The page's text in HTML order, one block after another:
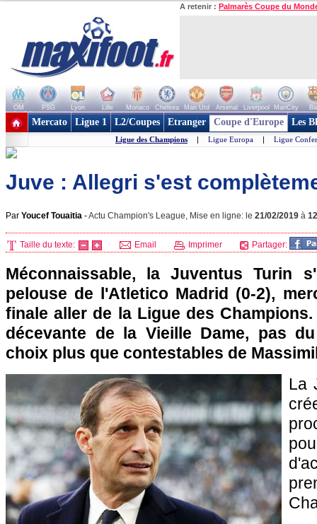
A retenir : Palmarès Coupe du
OM PSG Lyon Lille Monaco Chelsea Man Utd Arsenal Liverpool ManCity
+ de clubs
Mercato Ligue 1 L2/Coupes Etranger Coupe d'Europe Les
Ligue des Champions | Ligue Europa | Ligue
Juve : Allegri s'est
Par Youcef Touaitia -Actu Champion's League, Mise en ligne: le 21/02/2019 à
Taille du texte: Email Imprimer Partager:
Méconnaissable, la Juventus Turin
pelouse de l'Atletico Madrid (0-2),
finale aller de la Ligue des
décevante de la Vieille Dame, pas
choix plus que contestables de
La